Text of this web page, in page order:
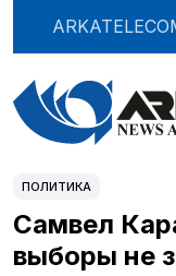
ПОЛИТИКА
Самвел
выборы не